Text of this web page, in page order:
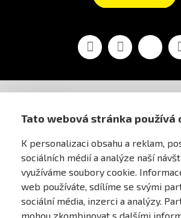
Tato webová stránka používá
K personalizaci obsahu a reklam,
sociálních médií a analýze naší
využíváme soubory cookie.
web používáte, sdílíme se svými
sociální média, inzerci a analýzy.
mohou zkombinovat s dalšími
FacebookYouTubeVimeo
AIRSOFT OBCHOD PRAHA
PRO ZÁKAZNÍKY
MŮJ ÚČET